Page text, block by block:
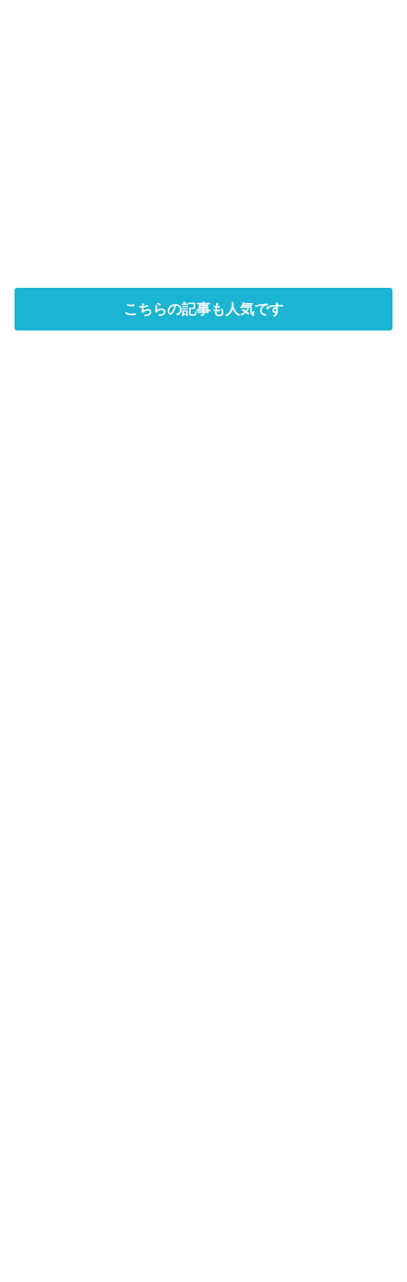
こちらの記事も人気です